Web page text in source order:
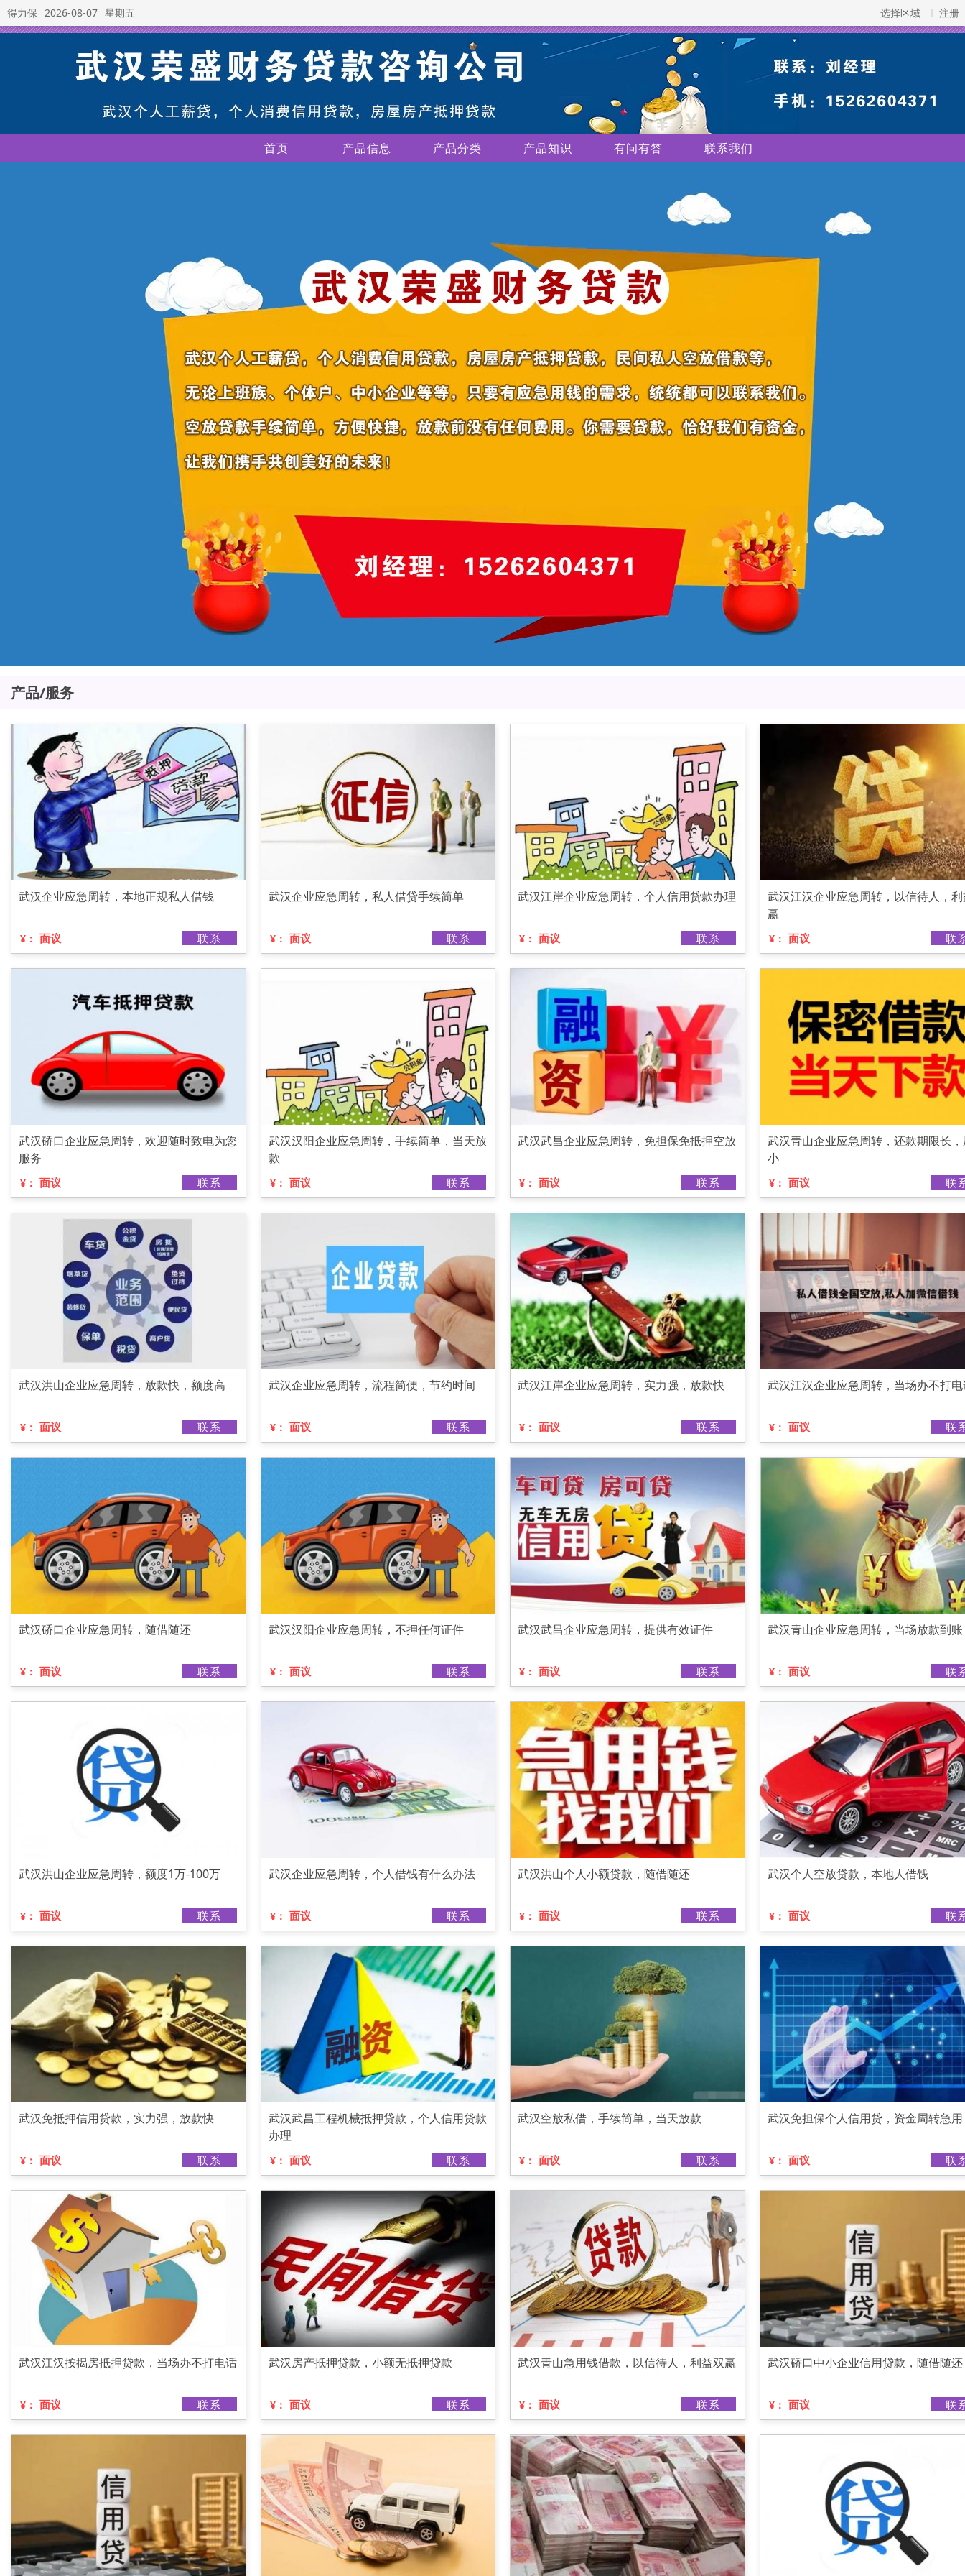
得力保 2026-08-07 星期五 选择区域 注册
首页 产品信息 产品分类 产品知识 有问有答 联系我们
产品/服务
武汉企业应急周转，本地正规私人借钱
¥： 面议 联系
武汉企业应急周转，私人借贷手续简单
¥： 面议 联系
武汉江岸企业应急周转，个人信用贷款办理
¥： 面议 联系
武汉江汉企业应急周转，以信待人，
赢
¥： 面议 联
武汉硚口企业应急周转，欢迎随时致电为您
服务
¥： 面议 联系
武汉汉阳企业应急周转，手续简单，当天放
款
¥： 面议 联系
武汉武昌企业应急周转，免担保免抵押空放
¥： 面议 联系
武汉青山企业应急周转，还款期限长
小
¥： 面议 联
武汉洪山企业应急周转，放款快，额度高
¥： 面议 联系
武汉企业应急周转，流程简便，节约时间
¥： 面议 联系
武汉江岸企业应急周转，实力强，放款快
¥： 面议 联系
武汉江汉企业应急周转，当场办不打
¥： 面议 联
武汉硚口企业应急周转，随借随还
¥： 面议 联系
武汉汉阳企业应急周转，不押任何证件
¥： 面议 联系
武汉武昌企业应急周转，提供有效证件
¥： 面议 联系
武汉青山企业应急周转，当场放款到账
¥： 面议 联
武汉洪山企业应急周转，额度1万-100万
¥： 面议 联系
武汉企业应急周转，个人借钱有什么办法
¥： 面议 联系
武汉洪山个人小额贷款，随借随还
¥： 面议 联系
武汉个人空放贷款，本地人借钱
¥： 面议 联
武汉免抵押信用贷款，实力强，放款快
¥： 面议 联系
武汉武昌工程机械抵押贷款，个人信用贷款
办理
¥： 面议 联系
武汉空放私借，手续简单，当天放款
¥： 面议 联系
武汉免担保个人信用贷，资金周转急用
¥： 面议 联
武汉江汉按揭房抵押贷款，当场办不打电话
¥： 面议 联系
武汉房产抵押贷款，小额无抵押贷款
¥： 面议 联系
武汉青山急用钱借款，以信待人，利益双赢
¥： 面议 联系
武汉硚口中小企业信用贷款，随借随还
¥： 面议 联